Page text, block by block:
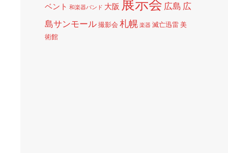
ベント 和楽器バンド 大阪 展示会 広島 広
島サンモール撮影会 札幌 楽器 滅亡迅雷美
術館